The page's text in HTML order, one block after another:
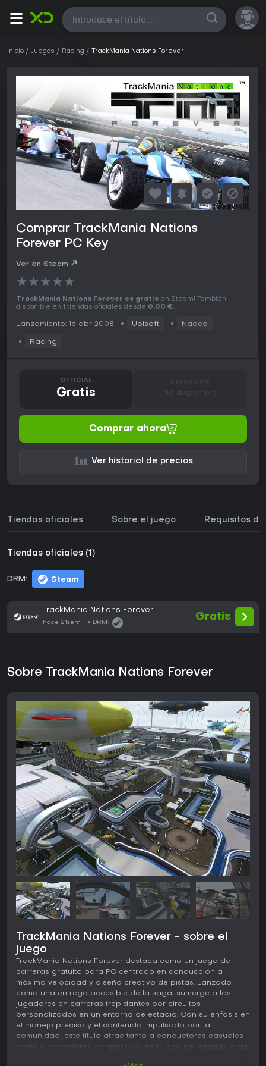
Todas
Inicio Juegos Racing TrackMania Nations Forever
Comprar TrackMania Nations
Forever PC Key
Ver en Steam
★★★★★
TrackMania Nations Forever es gratis en Steam! También
disponible en 1 tiendas oficiales desde 0,00 €.
Lanzamiento: 16 abr 2008 Ubisoft Nadeo
Racing
OFFICIAL
Gratis No disponible
Comprar ahora
Ver historial de precios
Tiendas oficiales Sobre el juego Requisitos
Tiendas oficiales (1)
DRM: Steam
TrackMania Nations Forever
hace 21sem DRM:
Gratis
Sobre TrackMania Nations Forever
TrackMania Nations Forever - sobre el
juego
TrackMania Nations Forever destaca como un juego de
carreras gratuito para PC centrado en conducción a
máxima velocidad y diseño creativo de pistas. Lanzado
como una entrega accesible de la saga, sumerge a los
jugadores en carreras trepidantes por circuitos
personalizados en un entorno de estadio. Con su énfasis en
el manejo preciso y el contenido impulsado por la
comunidad, este título atrae tanto a conductores casuales
como a corredores competitivos en busca de rejugabilidad